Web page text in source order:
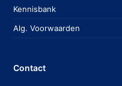
Kennisbank
Alg. Voorwaarden
Contact